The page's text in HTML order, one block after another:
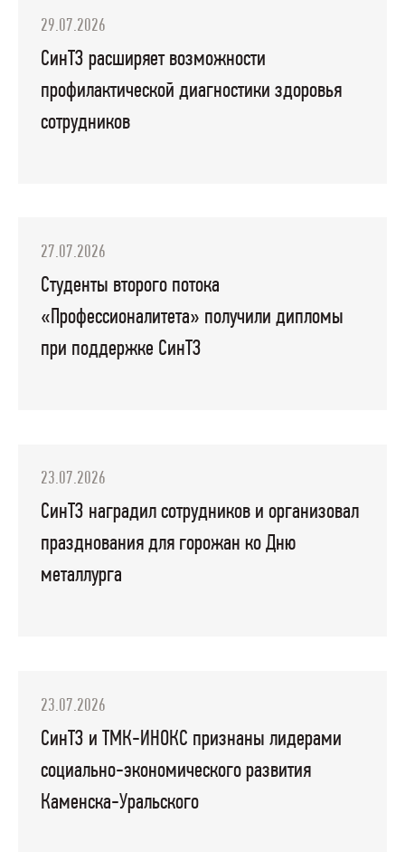
29.07.2026
СинТЗ расширяет возможности
профилактической диагностики здоровья
сотрудников
27.07.2026
Студенты второго потока
«Профессионалитета» получили дипломы
при поддержке СинТЗ
23.07.2026
СинТЗ наградил сотрудников и организовал
празднования для горожан ко Дню
металлурга
23.07.2026
СинТЗ и ТМК-ИНОКС признаны лидерами
социально-экономического развития
Каменска-Уральского